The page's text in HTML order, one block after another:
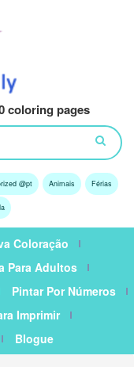
coloring pages
@pt Animais Férias
Coloração
Para Adultos
Pintar Por Números
Imprimir
Blogue